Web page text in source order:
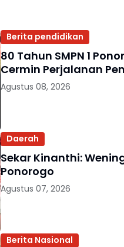
Berita pendidikan
80 Tahun SMPN 1
Cermin Perjalanan
Agustus 08, 2026
Daerah
Sekar Kinanthi:
Ponorogo
Agustus 07, 2026
Berita Nasional